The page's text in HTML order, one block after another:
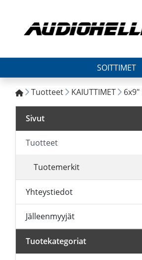
SOITTIMET
Tuotteet KAIUTTIMET
Sivut
Tuotteet
Tuotemerkit
Yhteystiedot
Jälleenmyyjät
Tuotekategoriat